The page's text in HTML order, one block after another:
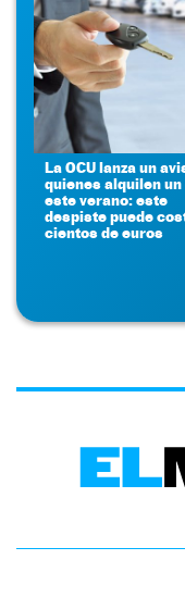
La OCU lanza un
quienes alquilen
este verano: este
despiste puede
cientos de euros